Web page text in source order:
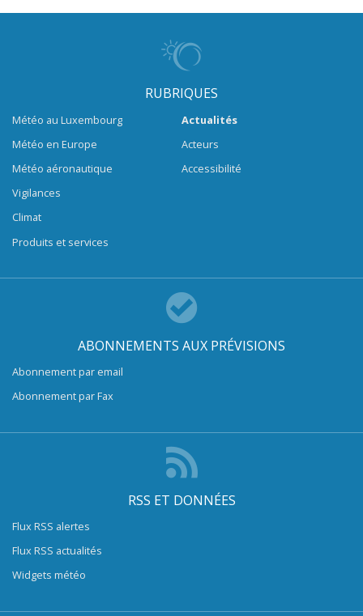
RUBRIQUES
Météo au Luxembourg
Météo en Europe
Météo aéronautique
Vigilances
Climat
Produits et services
Actualités
Acteurs
Accessibilité
ABONNEMENTS AUX PRÉVISIONS
Abonnement par email
Abonnement par Fax
RSS ET DONNÉES
Flux RSS alertes
Flux RSS actualités
Widgets météo